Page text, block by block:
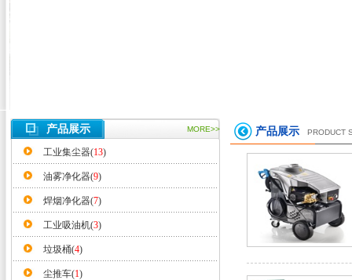
产品展示 MORE>>
工业集尘器(13)
油雾净化器(9)
焊烟净化器(7)
工业吸油机(3)
垃圾桶(4)
尘推车(1)
产品展示 PRODUCT